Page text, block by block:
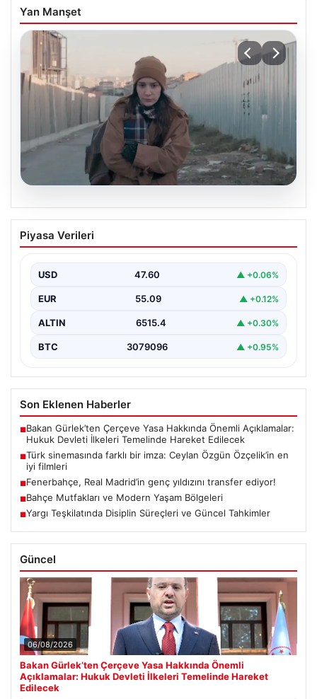
Yan Manşet
05.08.2026
Türk sinemasında farklı bir imza: Ceylan
Özgün Özçelik’in en iyi filmleri
Piyasa Verileri
USD 47.60 ▲ +0.06%
EUR 55.09 ▲ +0.12%
ALTIN 6515.4 ▲ +0.30%
BTC 3079096 ▲ +0.95%
Son Eklenen Haberler
■Bakan Gürlek’ten Çerçeve Yasa Hakkında Önemli Açıklamalar:
Hukuk Devleti İlkeleri Temelinde Hareket Edilecek
■Türk sinemasında farklı bir imza: Ceylan Özgün Özçelik’in en
iyi filmleri
■Fenerbahçe, Real Madrid’in genç yıldızını transfer ediyor!
■Bahçe Mutfakları ve Modern Yaşam Bölgeleri
■Yargı Teşkilatında Disiplin Süreçleri ve Güncel Tahkimler
Güncel
06/08/2026
Bakan Gürlek’ten Çerçeve Yasa Hakkında Önemli
Açıklamalar: Hukuk Devleti İlkeleri Temelinde Hareket
Edilecek